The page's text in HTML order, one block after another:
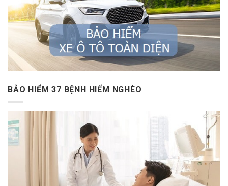
BẢO HIỂM 37 BỆNH HIỂM NGHÈO